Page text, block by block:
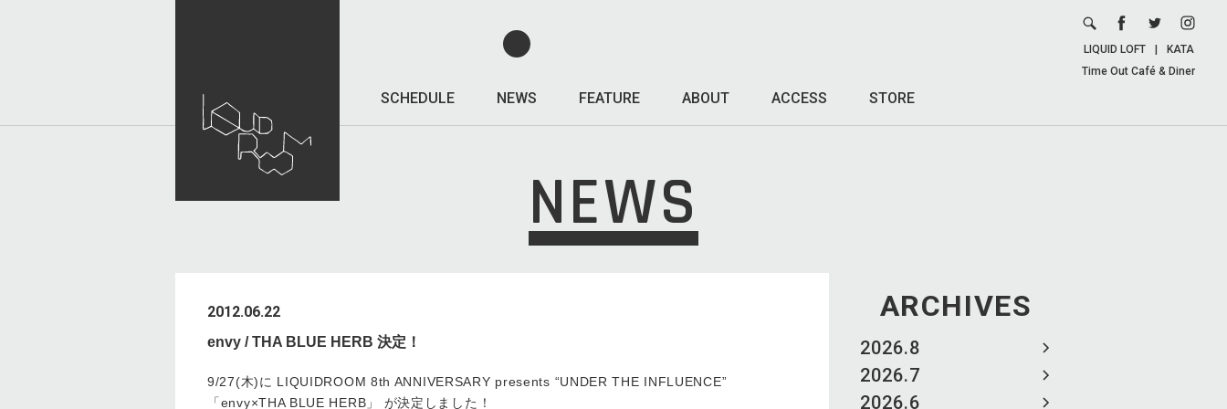
SCHEDULE NEWS FEATURE ABOUT ACCESS STORE
LIQUID LOFT
KATA
Time Out Café & Diner
NEWS
ARCHIVES
2026.8
2026.7
2026.6
2012.06.22
envy / THA BLUE HERB 決定！
9/27(木)に LIQUIDROOM 8th ANNIVERSARY presents “UNDER THE INFLUENCE”
「envy×THA BLUE HERB」 が決定しました！